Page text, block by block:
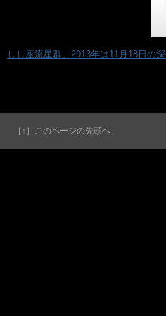
しし座流星群、2013年は11月18日の深
［↑］このページの先頭へ